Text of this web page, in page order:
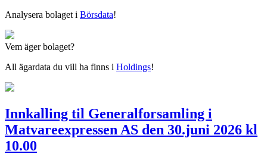
Analysera bolaget i Börsdata!
Vem äger bolaget?
All ägardata du vill ha finns i Holdings!
Innkalling til Generalforsamling i
Matvareexpressen AS den 30.juni 2026 kl
10.00